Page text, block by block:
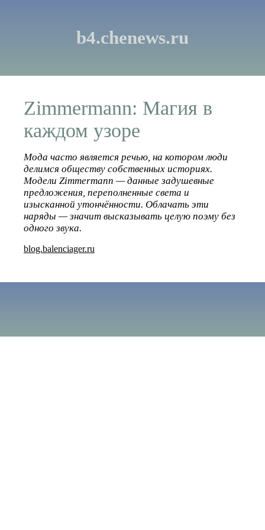
b4.chenews.ru
Zimmermann: Магия в
каждом узоре
Мода часто является речью, на котором люди
делимся обществу собственных историях.
Модели Zimmermann — данные задушевные
предложения, переполненные света и
изысканной утончённости. Облачать эти
наряды — значит высказывать целую поэму без
одного звука.
blog.balenciager.ru